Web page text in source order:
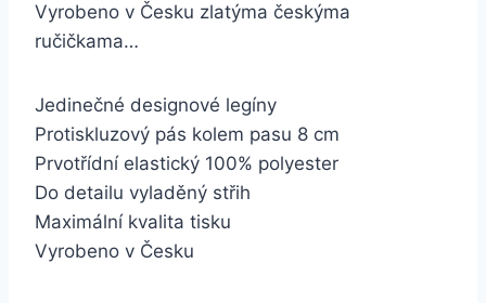
Vyrobeno v Česku zlatýma českýma
ručičkama…
Jedinečné designové legíny
Protiskluzový pás kolem pasu 8 cm
Prvotřídní elastický 100% polyester
Do detailu vyladěný střih
Maximální kvalita tisku
Vyrobeno v Česku